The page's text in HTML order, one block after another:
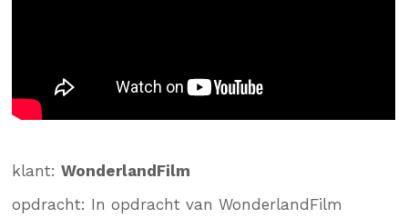
klant:WonderlandFilm
opdracht: In opdracht van WonderlandFilm